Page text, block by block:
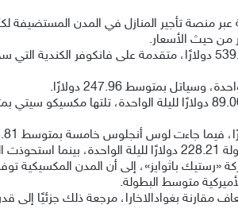
من حيث الأسعار.
ووفقًا للدراسة، يبلغ متوسط تكلفة الإقامة في المدن الـ16 المستضيفة
«رستيك باثوايز»، إلى أن المدن المكسيكية
متوسط البطولة.
بغوادالاخارا، مرجعة ذلك جزئيًا